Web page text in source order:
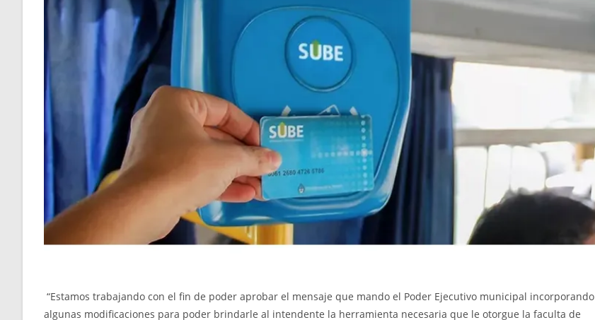
“Estamos trabajando con el fin de poder aprobar el mensaje que mando el Poder Ejecutivo municipal incorporando
algunas modificaciones para poder brindarle al intendente la herramienta necesaria que le otorgue la faculta de